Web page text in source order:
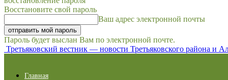
Восстановите свой пароль
Ваш адрес электронной почты
Пароль будет выслан Вам по электронной почте.
Третьяковский вестник — новости Третьяковского района и
Главная